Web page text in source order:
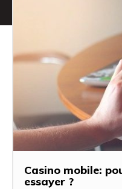
Casino mobile:
essayer ?